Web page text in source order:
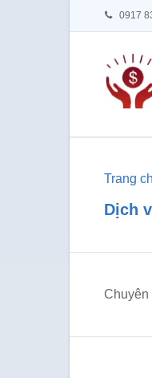
0917
Trang
Dịch
Chuyên